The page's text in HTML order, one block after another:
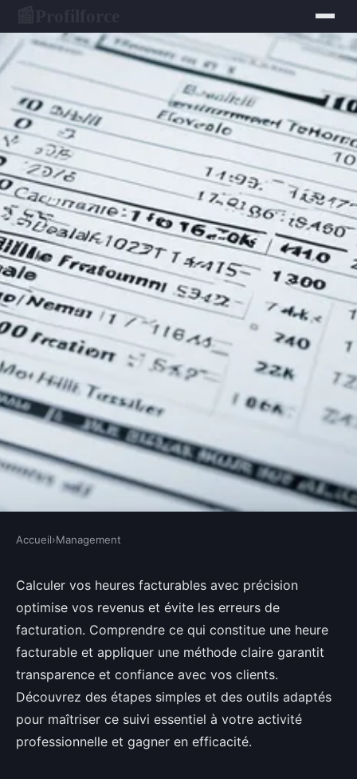
MANAGEMENT
Comment bien calculer vos
heures facturables efficacement
?
Louane•4 juin 2025•5 min de lecture
Accueil›Management
Calculer vos heures facturables avec précision
optimise vos revenus et évite les erreurs de
facturation. Comprendre ce qui constitue une heure
facturable et appliquer une méthode claire garantit
transparence et confiance avec vos clients.
Découvrez des étapes simples et des outils adaptés
pour maîtriser ce suivi essentiel à votre activité
professionnelle et gagner en efficacité.